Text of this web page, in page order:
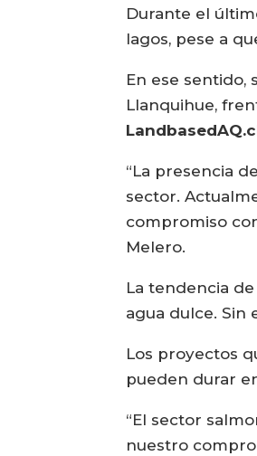
Durante el
lagos, pese a
En ese sentido,
Llanquihue,
“La presencia
sector.
compromiso
Melero.
La tendencia
agua dulce. Sin
Los proyectos
pueden durar
“El sector
nuestro